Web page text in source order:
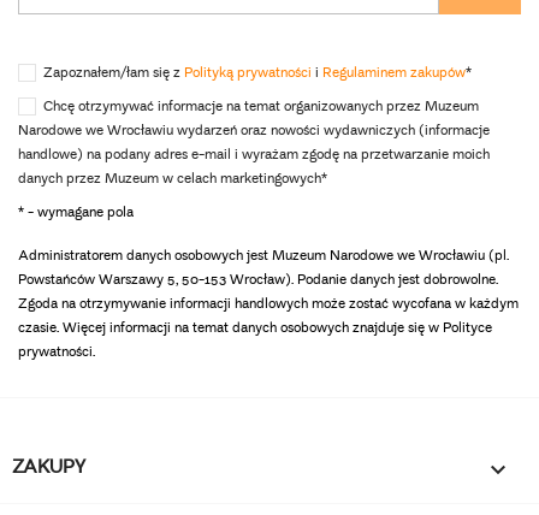
Zapoznałem/łam się z Polityką prywatności i Regulaminem zakupów*
Chcę otrzymywać informacje na temat organizowanych przez Muzeum
Narodowe we Wrocławiu wydarzeń oraz nowości wydawniczych (informacje
handlowe) na podany adres e-mail i wyrażam zgodę na przetwarzanie moich
danych przez Muzeum w celach marketingowych*
* - wymagane pola
Administratorem danych osobowych jest Muzeum Narodowe we Wrocławiu (pl.
Powstańców Warszawy 5, 50-153 Wrocław). Podanie danych jest dobrowolne.
Zgoda na otrzymywanie informacji handlowych może zostać wycofana w każdym
czasie. Więcej informacji na temat danych osobowych znajduje się w Polityce
prywatności.
ZAKUPY 